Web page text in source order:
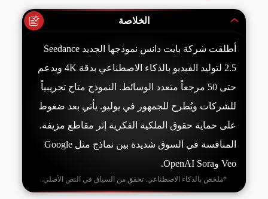
الخلاصة
أطلقت شركة بايت دانس نموذجها الجديد Seedance
2.5 لتوليد الفيديو بالذكاء الاصطناعي بدقة 4K ويدعم
حتى 50 مرجعاً متعدد الوسائط. النموذج متاح تجريبياً
للشركات ويُطرح للجمهور في يوليو. يأتي بعد ضغوط
على حماية حقوق الملكية الفكرية إثر مقاطع مزيفة.
المنافسة في السوق شديدة بين نماذج مثل Google
Veo وOpenAI Sora.
*ملخص بالذكاء الاصطناعي. تحقق من السياق في النص الأصلي.